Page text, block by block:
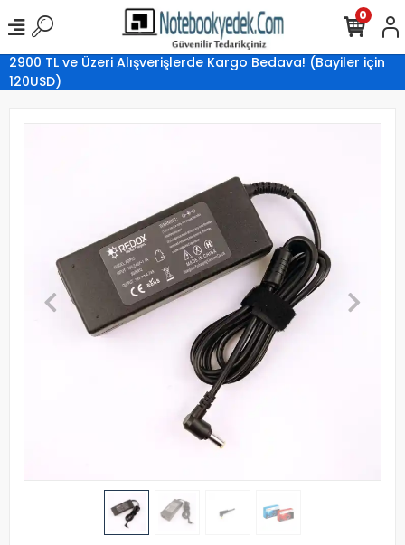
2900 TL ve Üzeri Alışverişlerde Kargo Bedava! (Bayiler için
120USD)
0